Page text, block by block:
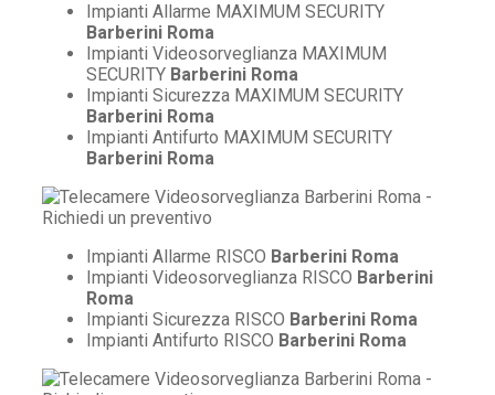
Impianti Allarme MAXIMUM SECURITY
Barberini Roma
Impianti Videosorveglianza MAXIMUM
SECURITY Barberini Roma
Impianti Sicurezza MAXIMUM SECURITY
Barberini Roma
Impianti Antifurto MAXIMUM SECURITY
Barberini Roma
Impianti Allarme RISCO Barberini Roma
Impianti Videosorveglianza RISCO Barberini
Roma
Impianti Sicurezza RISCO Barberini Roma
Impianti Antifurto RISCO Barberini Roma